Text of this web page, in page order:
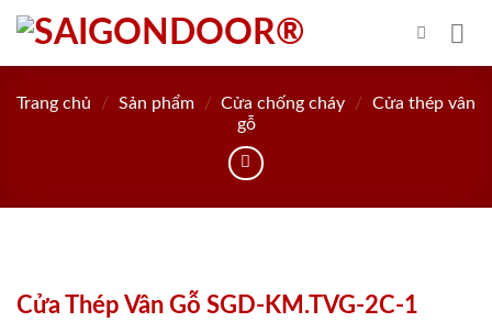
Skip
content
Trang chủ / Sản phẩm / Cửa chống cháy /
Cửa thép vân
gỗ
Cửa Thép Vân Gỗ SGD-KM.TVG-2C-1